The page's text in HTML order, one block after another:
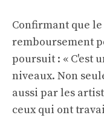
Confirmant que
remboursement
poursuit : « C'est
niveaux. Non
aussi par les
ceux qui ont